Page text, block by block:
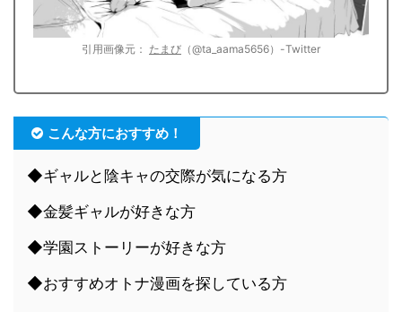
引用画像元： たまび （@ta_aama5656）-Twitter
こんな方におすすめ！
◆ギャルと陰キャの交際が気になる方
◆金髪ギャルが好きな方
◆学園ストーリーが好きな方
◆おすすめオトナ漫画を探している方